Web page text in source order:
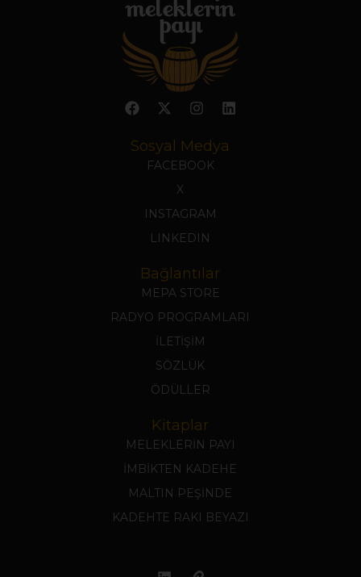
Sosyal Medya
FACEBOOK
X
INSTAGRAM
LINKEDIN
Bağlantılar
MEPA STORE
RADYO PROGRAMLARI
İLETİŞİM
SÖZLÜK
ÖDÜLLER
Kitaplar
MELEKLERİN PAYI
İMBİKTEN KADEHE
MALTIN PEŞİNDE
KADEHTE RAKI BEYAZI